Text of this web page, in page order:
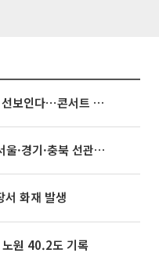
빅뱅, 20주년 기념 '새 뱅봉' 선보인다⋯콘서트 앞두고 팝업 개최
선관위 등 추가 압수수색
서 화재 발생
원 40.2도 기록